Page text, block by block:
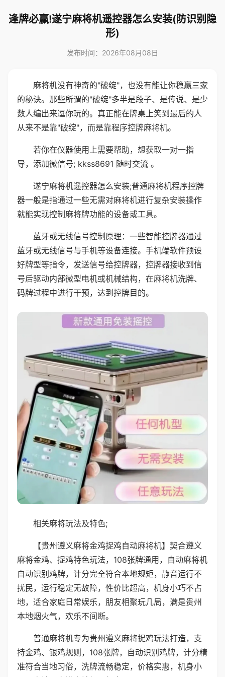
逢牌必赢!遂宁麻将机遥控器怎么安装(防识别隐
形)
发布时间：2026年08月08日
麻将机没有神奇的"破绽"，也没有能让你稳赢三家
的秘诀。那些所谓的"破绽"多半是段子、是传说、是少
数人编出来逗你玩的。真正能在牌桌上笑到最后的人
从来不是靠"破绽"，而是靠程序控牌麻将机。
若你在仪器使用上需要帮助，想获取一对一指
导，添加微信号; kkss8691 随时交流 。
遂宁麻将机遥控器怎么安装;普通麻将机程序控牌
器一般是指通过一些无需对麻将机进行复杂安装操作
就能实现控制麻将牌功能的设备或工具。
蓝牙或无线信号控制原理：一些智能控牌器通过
蓝牙或无线信号与手机等设备连接。手机端软件预设
好牌型等指令，发送信号给控牌器，控牌器接收到信
号后驱动内部微型电机或机械结构，在麻将机洗牌、
码牌过程中进行干预，达到控牌目的。
相关麻将玩法及特色;
【贵州遵义麻将金鸡捉鸡自动麻将机】契合遵义
麻将金鸡、捉鸡特色玩法，108张牌通用，自动麻将机
自动识别鸡牌，计分完全符合本地规矩，静音运行不
扰民，运行稳定无故障，性价比超高，机身小巧不占
地，适合家庭日常娱乐，朋友相聚玩几局，满是贵州
本地烟火气，欢乐不间断。
普通麻将机专为贵州遵义麻将捉鸡玩法打造，支
持金鸡、银鸡规则，108张牌，自动识别鸡牌，计分精
准符合当地习俗，洗牌流畅稳定，价格实惠，机身小